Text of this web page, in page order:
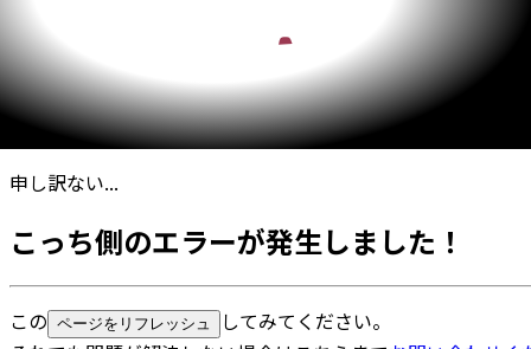
申し訳ない...
こっち側のエラーが発生しました！
この ページをリフレッシュ
してみてください。